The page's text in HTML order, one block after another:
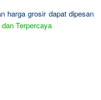
harga grosir dapat dipesan
Terpercaya